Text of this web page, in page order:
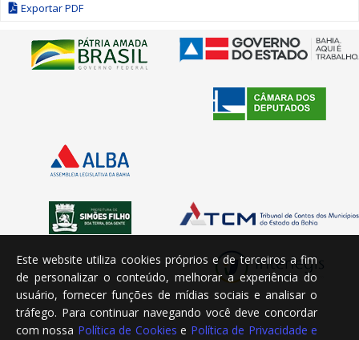
Exportar PDF
Este website utiliza cookies próprios e de terceiros a fim
de personalizar o conteúdo, melhorar a experiência do
usuário, fornecer funções de mídias sociais e analisar o
tráfego. Para continuar navegando você deve concordar
com nossa Política de Cookies e Política de Privacidade e